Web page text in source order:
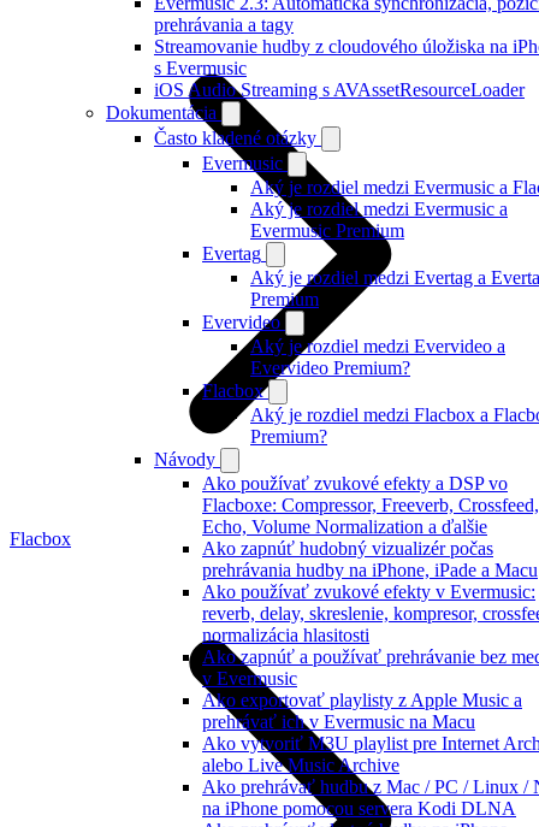
prehrávania a tagy
Streamovanie hudby z cloudového úložiska na
s Evermusic
iOS Audio Streaming s AVAssetResourceLoader
Dokumentácia
Často kladené otázky
Evermusic
Aký je rozdiel medzi Evermusic a
Aký je rozdiel medzi Evermusic a
Evermusic Premium
Evertag
Aký je rozdiel medzi Evertag a
Premium
Evervideo
Aký je rozdiel medzi Evervideo a
Evervideo Premium?
Flacbox
Aký je rozdiel medzi Flacbox a
Premium?
Návody
Ako používať zvukové efekty a DSP vo
Flacboxe: Compressor, Freeverb, Crossfeed,
Echo, Volume Normalization a ďalšie
Ako zapnúť hudobný vizualizér počas
prehrávania hudby na iPhone, iPade a Macu
Ako používať zvukové efekty v Evermusic:
reverb, delay, skreslenie, kompresor,
normalizácia hlasitosti
Ako zapnúť a používať prehrávanie bez
v Evermusic
Ako exportovať playlisty z Apple Music a
prehrávať ich v Evermusic na Macu
Ako vytvoriť M3U playlist pre Internet
alebo Live Music Archive
Ako prehrávať hudbu z Mac / PC / Linux /
na iPhone pomocou servera Kodi DLNA
Flacbox